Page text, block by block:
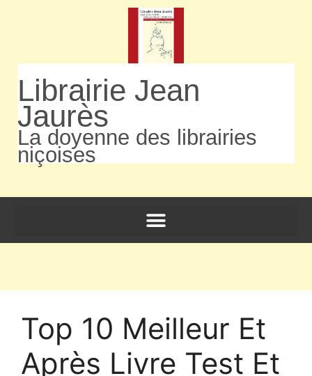
Librairie Jean
Jaurès
La doyenne des librairies
niçoises
Top 10 Meilleur Et
Après Livre Test Et